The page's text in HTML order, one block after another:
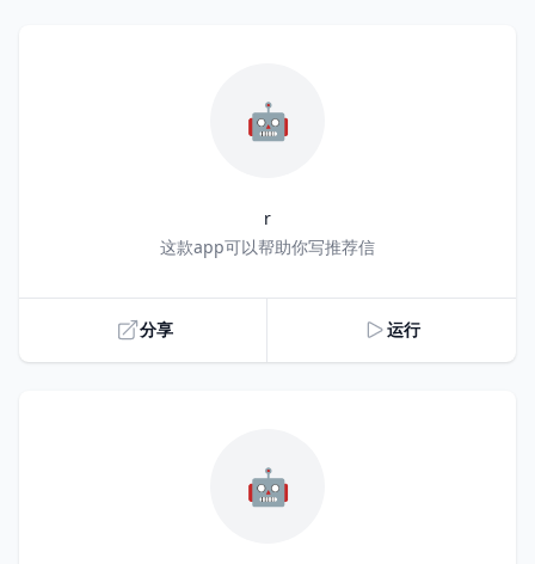
🤖
r
这款app可以帮助你写推荐信
分享 运行
🤖